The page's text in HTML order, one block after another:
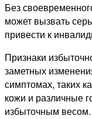
Без
может вызвать
привести к
Признаки
заметных
симптомах, таких
кожи и различные
избыточным весом.